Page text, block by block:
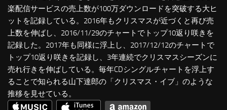
楽配信サービスの売上数が100万ダウンロードを突破する大ヒ
ットを記録している。2016年もクリスマスが近づくと再び売
上数を伸ばし、2016/11/29のチャートでトップ10返り咲きを
記録した。2017年も同様に浮上し、2017/12/12のチャートで
トップ10返り咲きを記録し、3年連続でクリスマスシーズンに
売れ行きを伸ばしている。毎年CDシングルチャートを浮上す
ることで知られる山下達郎の「クリスマス・イブ」のような
推移を見せている。